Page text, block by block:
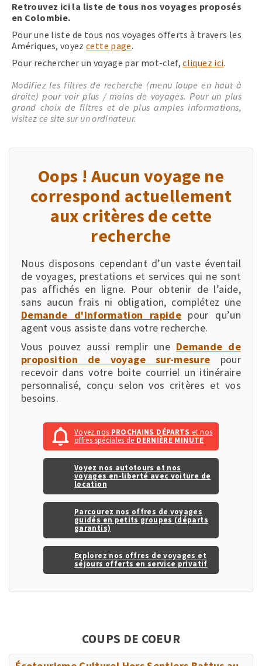
Retrouvez ici la liste de tous nos voyages proposés
en Colombie.
Pour une liste de tous nos voyages offerts à travers les
Amériques, voyezcette page.
Pour rechercher un voyage par mot-clef,cliquez ici.
Modifiez les filtres de recherche (menu loupe en haut à
droite) pour voir plus / moins de voyages. Pour un plus
grand choix de filtres et de plus amples informations,
visitez ce site sur un ordinateur.
Oops ! Aucun voyage ne
correspond actuellement
aux critères de cette
recherche
Nous disposons cependant d’un vaste éventail
de voyages, prestations et services qui ne sont
pas affichés en ligne. Pour obtenir de l’aide,
sans aucun frais ni obligation, complétez une
Demande d'information rapide pour qu’un
agent vous assiste dans votre recherche.
Vous pouvez aussi remplir une Demande de
proposition de voyage sur-mesure pour
recevoir dans votre boite courriel un itinéraire
personnalisé, conçu selon vos critères et vos
besoins.
Voyez nos PROCHAINS DÉPARTS et nos
offres spéciales de DERNIÈRE MINUTE
Voyez nos autotours et nos
voyages en-liberté avec voiture de
location
Parcourez nos offres de voyages
guidés en petits groupes (départs
garantis)
Explorez nos offres de voyages et
séjours offerts en service privatif
COUPS DE COEUR